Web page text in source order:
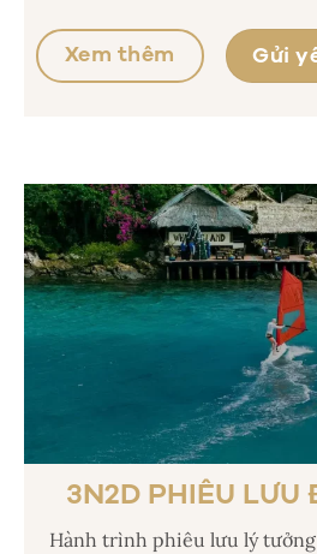
Xem thêm Gửi
3N2D PHIÊU LƯU
Hành trình phiêu lưu lý